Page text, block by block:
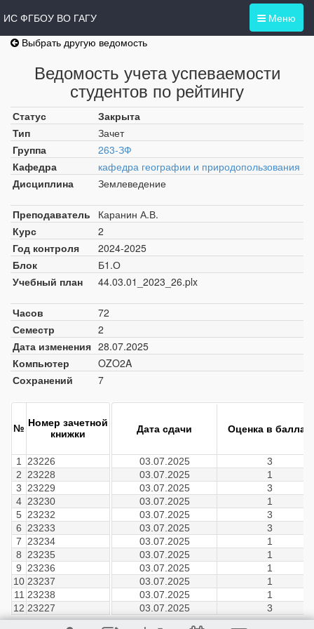
Меню
ИС ФГБОУ ВО ГАГУ
Выбрать другую ведомость
Ведомость учета успеваемости
студентов по рейтингу
Статус
Закрыта
Тип
Зачет
Группа
263-ЗФ
Кафедра
кафедра географии и природопользования
Дисциплина
Землеведение
Преподаватель
Каранин А.В.
Курс
2
Год контроля
2024-2025
Блок
Б1.О
Учебный план
44.03.01_2023_26.plx
Часов
72
Семестр
2
Дата изменения 28.07.2025
Компьютер
OZO2A
Сохранений
7
№ Номер зачетной
книжки
1
23226
2
23228
3
23229
4 23230
5 23232
6
23233
7
23234
8
23235
9
23236
10 23237
11 23238
12 23227
Дата сдачи Оценка в баллах
03.07.2025
3
03.07.2025
1
03.07.2025
3
03.07.2025
1
03.07.2025
3
03.07.2025
3
03.07.2025
1
03.07.2025
1
03.07.2025
1
03.07.2025
1
03.07.2025
1
03.07.2025
3